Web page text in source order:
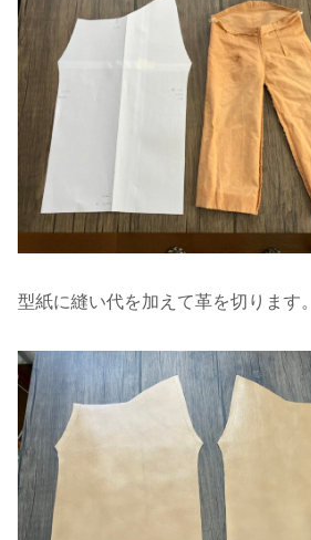
型紙に縫い代を加えて革を切ります。